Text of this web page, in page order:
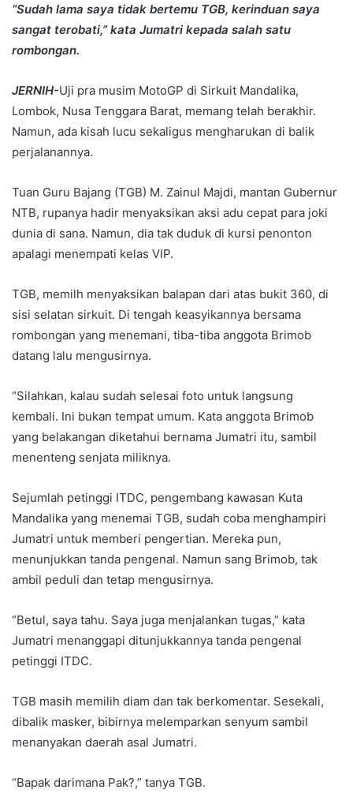
“Sudah lama saya tidak bertemu TGB, kerinduan saya
sangat terobati,” kata Jumatri kepada salah satu
rombongan.
JERNIH-Uji pra musim MotoGP di Sirkuit Mandalika,
Lombok, Nusa Tenggara Barat, memang telah berakhir.
Namun, ada kisah lucu sekaligus mengharukan di balik
perjalanannya.
Tuan Guru Bajang (TGB) M. Zainul Majdi, mantan Gubernur
NTB, rupanya hadir menyaksikan aksi adu cepat para joki
dunia di sana. Namun, dia tak duduk di kursi penonton
apalagi menempati kelas VIP.
TGB, memilh menyaksikan balapan dari atas bukit 360, di
sisi selatan sirkuit. Di tengah keasyikannya bersama
rombongan yang menemani, tiba-tiba anggota Brimob
datang lalu mengusirnya.
“Silahkan, kalau sudah selesai foto untuk langsung
kembali. Ini bukan tempat umum. Kata anggota Brimob
yang belakangan diketahui bernama Jumatri itu, sambil
menenteng senjata miliknya.
Sejumlah petinggi ITDC, pengembang kawasan Kuta
Mandalika yang menemai TGB, sudah coba menghampiri
Jumatri untuk memberi pengertian. Mereka pun,
menunjukkan tanda pengenal. Namun sang Brimob, tak
ambil peduli dan tetap mengusirnya.
“Betul, saya tahu. Saya juga menjalankan tugas,” kata
Jumatri menanggapi ditunjukkannya tanda pengenal
petinggi ITDC.
TGB masih memilih diam dan tak berkomentar. Sesekali,
dibalik masker, bibirnya melemparkan senyum sambil
menanyakan daerah asal Jumatri.
“Bapak darimana Pak?,” tanya TGB.